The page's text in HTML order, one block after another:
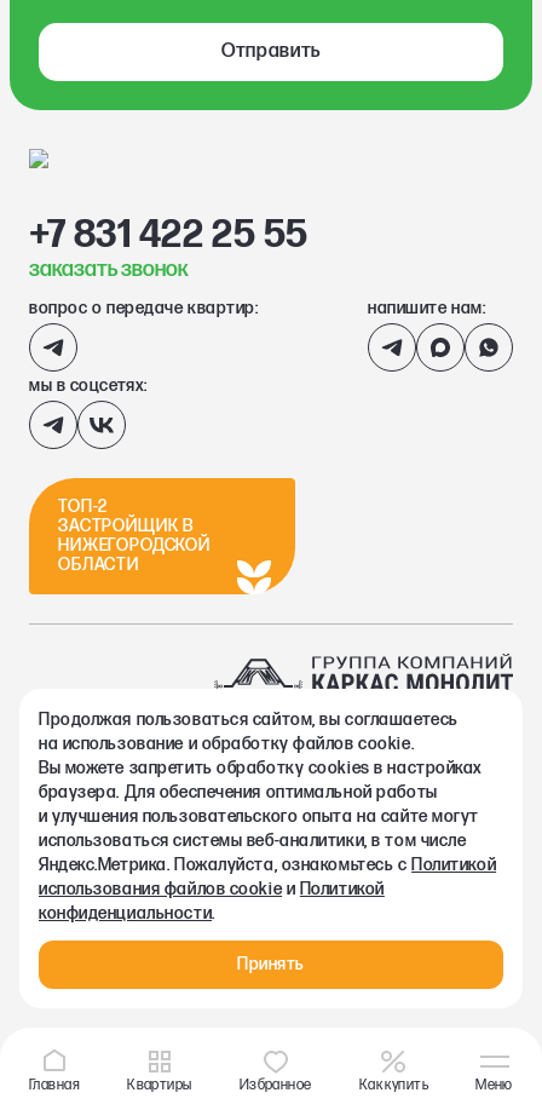
Отправить
+7 831 422 25 55
заказать звонок
вопрос о передаче квартир: напишите нам:
мы в соцсетях:
ТОП-2
ЗАСТРОЙЩИК В
НИЖЕГОРОДСКОЙ
ОБЛАСТИ
2002-2026. Группа компаний Каркас Монолит
Политика конфиденциальности
Правовая информация
Согласие на обработку персональных данных
Согласие на получение рекламно-информационных материалов
Любая информация, представленная на данном сайте, носит
исключительно информационный характер и ни при каких
условиях не является публичной офертой, определяемой
Главная Квартиры Избранное Как купить Меню
Продолжая пользоваться сайтом, вы соглашаетесь
на использование и обработку файлов cookie.
Вы можете запретить обработку сookies в настройках
браузера. Для обеспечения оптимальной работы
и улучшения пользовательского опыта на сайте могут
использоваться системы веб-аналитики, в том числе
Яндекс.Метрика. Пожалуйста, ознакомьтесь с Политикой
использования файлов cookieи Политикой
конфиденциальности.
Принять